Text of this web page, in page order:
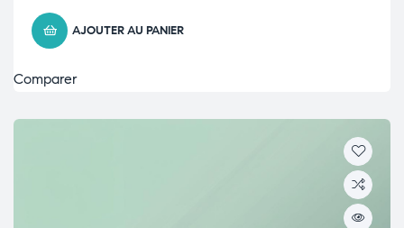
AJOUTER AU PANIER
Comparer